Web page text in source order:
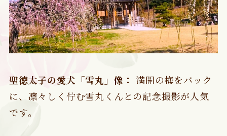
聖徳太子の愛犬「雪丸」像： 満開の梅をバック
に、凛々しく佇む雪丸くんとの記念撮影が人気
です。